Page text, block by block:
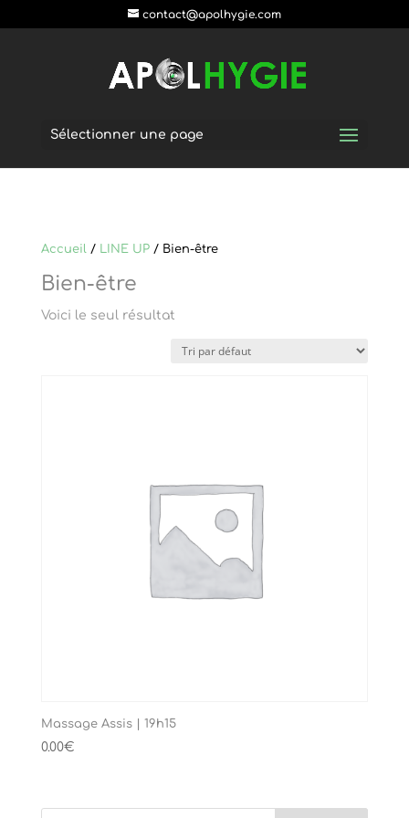
contact@apolhygie.com
Sélectionner une page
Accueil/ LINE UP/ Bien-être
Bien-être
Voici le seul résultat
Massage Assis | 19h15
0.00€